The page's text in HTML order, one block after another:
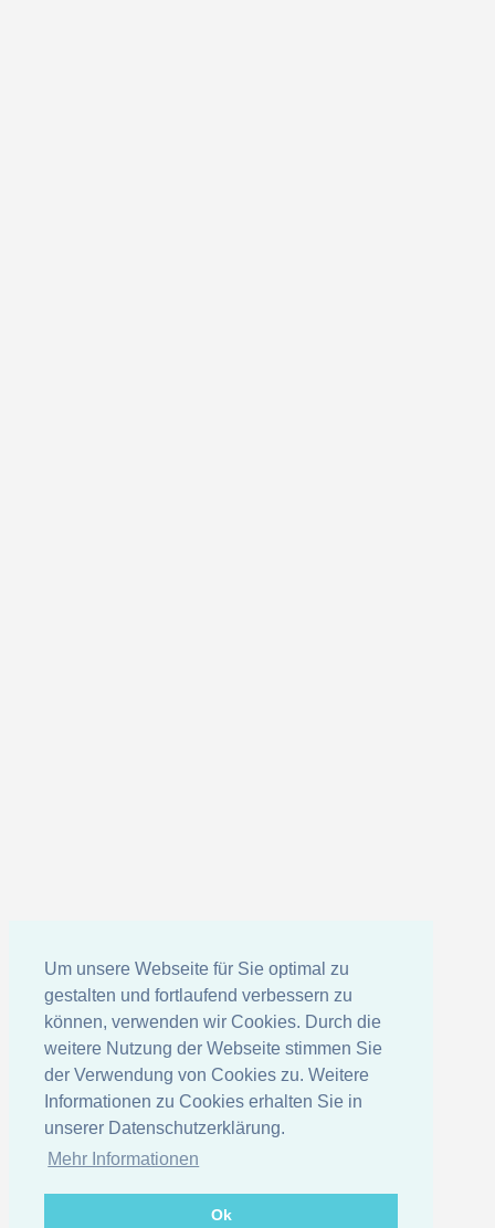
Um unsere Webseite für Sie optimal zu
gestalten und fortlaufend verbessern zu
können, verwenden wir Cookies. Durch die
weitere Nutzung der Webseite stimmen Sie
der Verwendung von Cookies zu. Weitere
Informationen zu Cookies erhalten Sie in
unserer Datenschutzerklärung.
Mehr Informationen
Ok